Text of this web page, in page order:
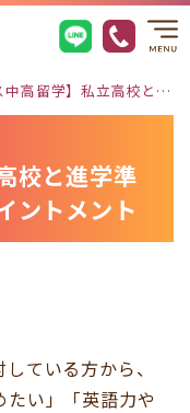
私立高校と進学準備プログラムの学校アポイントメント
校と進学準
ントメント
ている方から、
たい」「英語力や